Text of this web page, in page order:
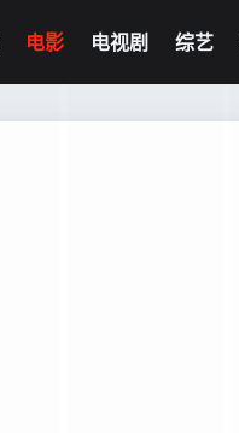
电影 电视剧 综艺